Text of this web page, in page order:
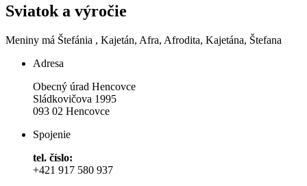
Sviatok a výročie
Meniny má Štefánia , Kajetán, Afra, Afrodita, Kajetána, Štefana
Adresa
Obecný úrad Hencovce
Sládkovičova 1995
093 02 Hencovce
Spojenie
tel. číslo:
+421 917 580 937